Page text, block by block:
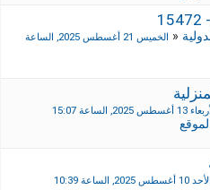
«
الخميس 21 أغسطس 2025, الساعة
أغسطس 2025, الساعة 15:07
الأحد 10 أغسطس 2025, الساعة 10:39